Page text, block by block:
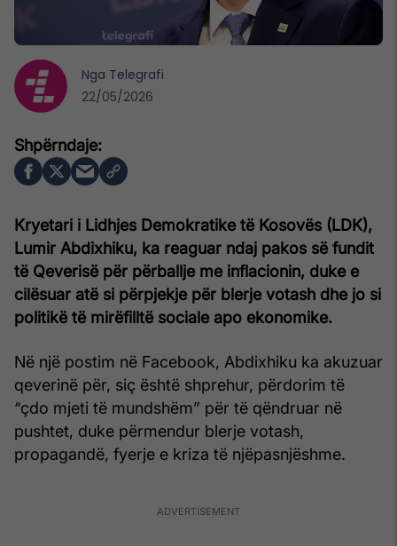
Kryetari i Lidhjes Demokratike të Kosovës (LDK),
Lumir Abdixhiku, ka reaguar ndaj pakos së fundit
të Qeverisë për përballje me inflacionin, duke e
cilësuar atë si përpjekje për blerje votash dhe jo si
politikë të mirëfilltë sociale apo ekonomike.
Në një postim në Facebook, Abdixhiku ka akuzuar
qeverinë për, siç është shprehur, përdorim të
“çdo mjeti të mundshëm” për të qëndruar në
pushtet, duke përmendur blerje votash,
propagandë, fyerje e kriza të njëpasnjëshme.
Nga Telegrafi
22/05/2026